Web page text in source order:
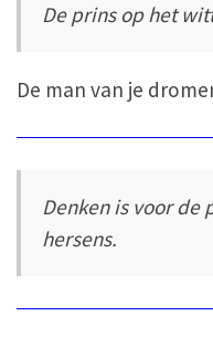
De prins op het
De man van je
Denken is voor de
hersens.